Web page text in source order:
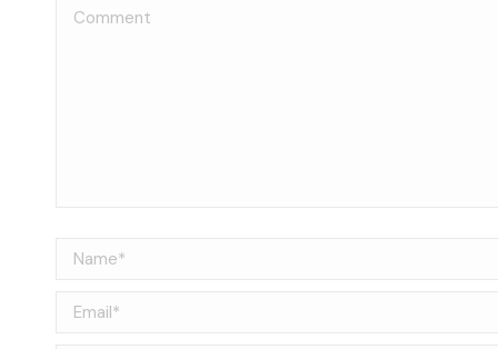
Comment
Name *
Email *